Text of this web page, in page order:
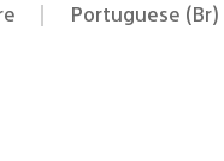
Selecione
Região
Portuguese (Br)